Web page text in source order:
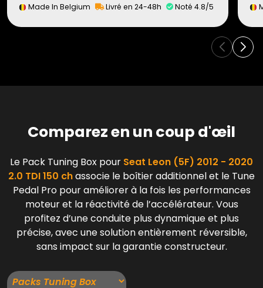
Made In Belgium Livré en 24-48h Noté 4.8/5
Comparez en un coup d'œil
Le Pack Tuning Box pour Seat Leon (5F) 2012 - 2020
2.0 TDI 150 chassocie le boîtier additionnel et le Tune
Pedal Pro pour améliorer à la fois les performances
moteur et la réactivité de l’accélérateur. Vous
profitez d’une conduite plus dynamique et plus
précise, avec une solution entièrement réversible,
sans impact sur la garantie constructeur.